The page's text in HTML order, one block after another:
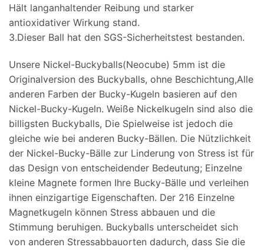
Hält langanhaltender Reibung und starker
antioxidativer Wirkung stand.
3.Dieser Ball hat den SGS-Sicherheitstest bestanden.
Unsere Nickel-Buckyballs(Neocube) 5mm ist die
Originalversion des Buckyballs, ohne Beschichtung,Alle
anderen Farben der Bucky-Kugeln basieren auf den
Nickel-Bucky-Kugeln. Weiße Nickelkugeln sind also die
billigsten Buckyballs, Die Spielweise ist jedoch die
gleiche wie bei anderen Bucky-Bällen. Die Nützlichkeit
der Nickel-Bucky-Bälle zur Linderung von Stress ist für
das Design von entscheidender Bedeutung; Einzelne
kleine Magnete formen Ihre Bucky-Bälle und verleihen
ihnen einzigartige Eigenschaften. Der 216 Einzelne
Magnetkugeln können Stress abbauen und die
Stimmung beruhigen. Buckyballs unterscheidet sich
von anderen Stressabbauorten dadurch, dass Sie die